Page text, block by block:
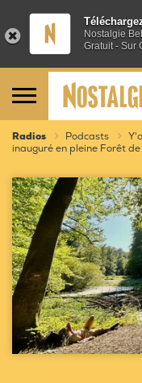
Nostalgie
Gratuit - Sur
Radios Podcasts
inauguré en pleine Forêt de